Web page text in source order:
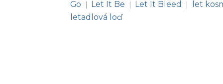
Go | Let It Be | Let It Bleed |
let
letadlová loď